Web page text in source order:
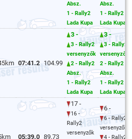
Absz.
1 - Rally2
Lada Kupa
Absz.
1 - Rally2
Lada Kupa
07:41.2 104.99
3 -
3 - Rally2
versenyzők
2 - Rally2
Absz.
1 - Rally2
Lada Kupa
3 -
3 - Rally2
versenyzők
2 - Rally2
Absz.
1 - Rally2
Lada Kupa
05:39.0 89.73
17 -
16 -
Rally2
versenyzők
6 -
6 - Rally2
versenyzők
4 - Rally2